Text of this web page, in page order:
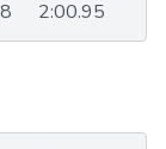
2:00.95